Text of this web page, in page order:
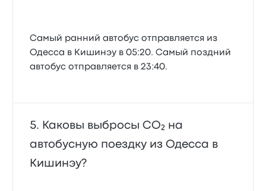
Самый ранний автобус отправляется из
Одесса в Кишинэу в 05:20. Самый поздний
автобус отправляется в 23:40.
Каковы выбросы CO₂ на
автобусную поездку из Одесса в
Кишинэу?